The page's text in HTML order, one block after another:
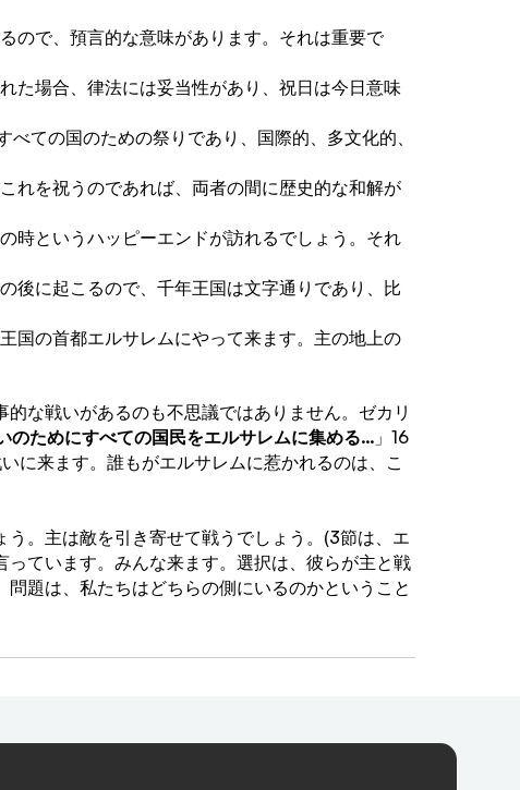
ので、預言的な意味があります。それは重要で
た場合、律法には妥当性があり、祝日は今日意味
ての国のための祭りであり、国際的、多文化的、
れを祝うのであれば、両者の間に歴史的な和解が
時というハッピーエンドが訪れるでしょう。それ
後に起こるので、千年王国は文字通りであり、比
国の首都エルサレムにやって来ます。主の地上の
な戦いがあるのも不思議ではありません。ゼカリ
のためにすべての国民をエルサレムに集める... 」16
に来ます。誰もがエルサレムに惹かれるのは、こ
。主は敵を引き寄せて戦うでしょう。(3節は、エ
ています。みんな来ます。選択は、彼らが主と戦
題は、私たちはどちらの側にいるのかということ